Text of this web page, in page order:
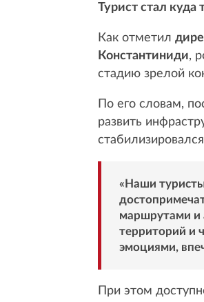
Турист стал куда
Как отметил
Константиниди,
стадию зрелой
По его словам,
развить
«Наши
маршрутами и
территорий и
эмоциями,
При этом